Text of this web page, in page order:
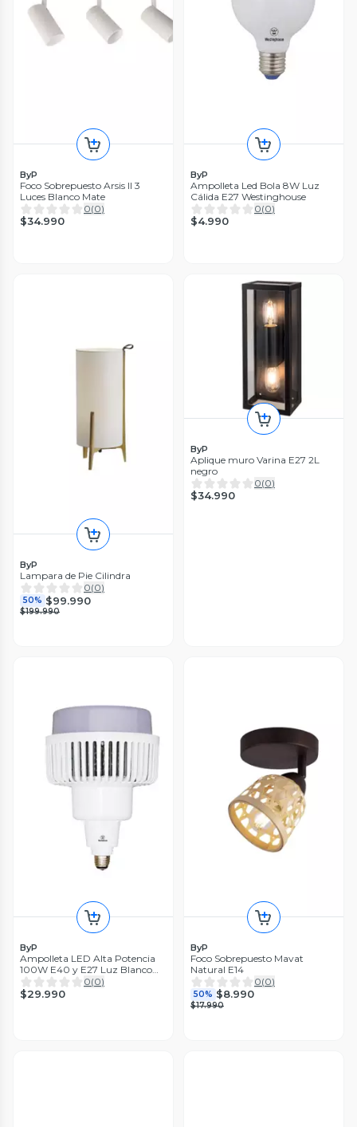
ByP
Foco Sobrepuesto Arsis II 3
Luces Blanco Mate
0(0)
$34.990
ByP
Ampolleta Led Bola 8W Luz
Cálida E27 Westinghouse
0(0)
$4.990
ByP
Lampara de Pie Cilindra
0(0)
50% $99.990
$199.990
ByP
Aplique muro Varina E27 2L
negro
0(0)
$34.990
ByP
Ampolleta LED Alta Potencia
100W E40 y E27 Luz Blanco
Frío
0(0)
$29.990
ByP
Foco Sobrepuesto Mavat
Natural E14
0(0)
50% $8.990
$17.990